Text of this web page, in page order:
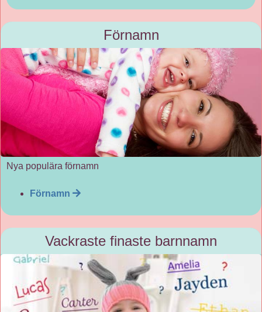
Förnamn
Nya populära förnamn
Förnamn
Vackraste finaste barnnamn